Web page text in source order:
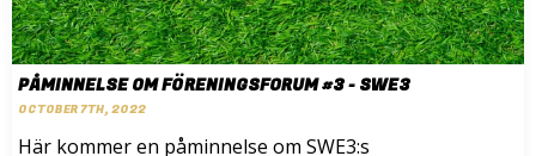
PÅMINNELSE OM FÖRENINGSFORUM #3 - SWE3
OCTOBER 7TH, 2022
Här kommer en påminnelse om SWE3:s